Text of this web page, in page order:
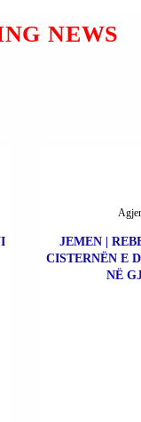
NEWS
JEMEN |
CISTERNËN E
NË